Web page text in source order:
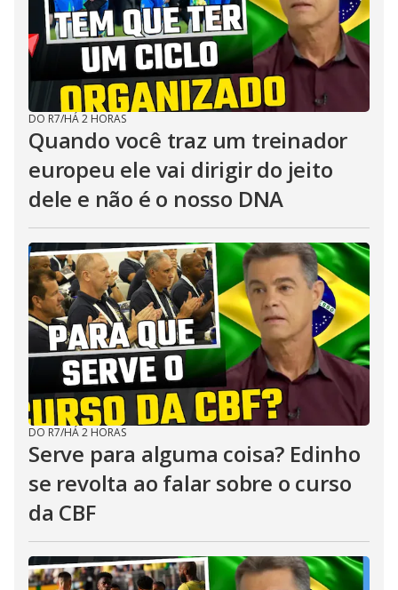
DO R7/HÁ 2 HORAS
Quando você traz um treinador
europeu ele vai dirigir do jeito
dele e não é o nosso DNA
DO R7/HÁ 2 HORAS
Serve para alguma coisa? Edinho
se revolta ao falar sobre o curso
da CBF